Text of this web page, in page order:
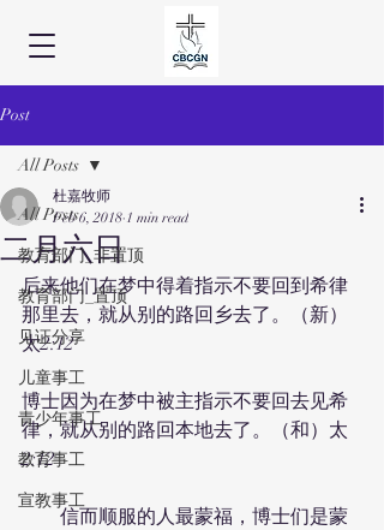
Post
All Posts
教育部门_非置顶
教育部门_置顶
见证分享
儿童事工
青少年事工
教育事工
宣教事工
All Posts
二月六日
杜嘉牧师
Feb 6, 2018 1 min read
后来他们在梦中得着指示不要回到希律
那里去，就从别的路回乡去了。（新）
太2:12
博士因为在梦中被主指示不要回去见希
律，就从别的路回本地去了。（和）太
2:12
信而顺服的人最蒙福，博士们是蒙